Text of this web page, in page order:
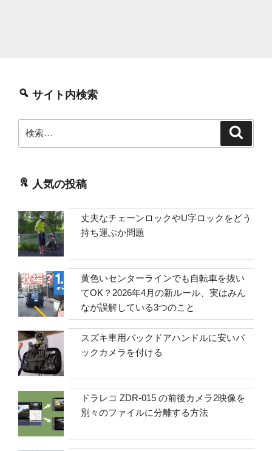
サイト内検索
索:
人気の投稿
丈夫なチェーンロックやU字ロックをどう
持ち運ぶか問題
黄色いセンターラインでも自転車を抜い
てOK？2026年4月の新ルール、実はみん
なが誤解している3つのこと
スズキ車用バックドアハンドルに安いバ
ックカメラを付ける
ドラレコ ZDR-015 の前後カメラ2映像を
別々のファイルに分離する方法